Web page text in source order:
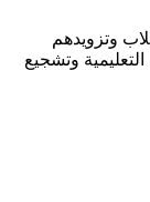
وتزويدهم
وتشجيع